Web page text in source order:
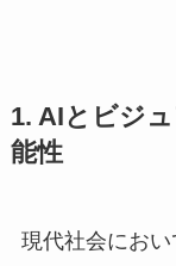
1. AIとビジ
能性
現代社会にお